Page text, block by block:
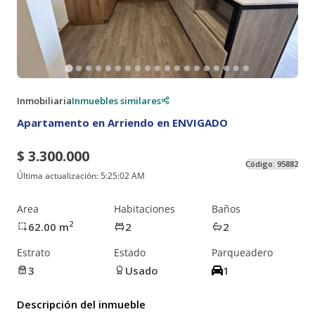
InmobiliariaInmuebles similares
Apartamento en Arriendo en ENVIGADO
$ 3.300.000
Última actualización:5:25:02 AM
Código: 95882
Area
62.00 m2
Habitaciones
2
Baños
2
Estrato
3
Estado
Usado
Parqueadero
1
Descripción del inmueble